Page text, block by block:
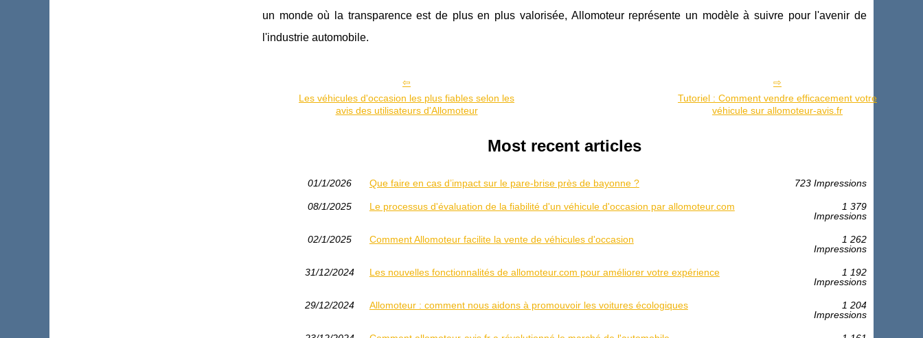
un monde où la transparence est de plus en plus valorisée, Allomoteur représente un modèle à suivre pour l'avenir de
l'industrie automobile.
Les véhicules d'occasion les plus fiables selon les
avis des utilisateurs d'Allomoteur
Tutoriel : Comment vendre efficacement votre
véhicule sur allomoteur-avis.fr
Most recent articles
01/1/2026 Que faire en cas d’impact sur le pare-brise près de bayonne ? 723 Impressions
08/1/2025 Le processus d'évaluation de la fiabilité d'un véhicule d'occasion par allomoteur.com
1 379
Impressions
02/1/2025 Comment Allomoteur facilite la vente de véhicules d'occasion
1 262
Impressions
31/12/2024 Les nouvelles fonctionnalités de allomoteur.com pour améliorer votre expérience
1 192
Impressions
29/12/2024 Allomoteur : comment nous aidons à promouvoir les voitures écologiques
1 204
Impressions